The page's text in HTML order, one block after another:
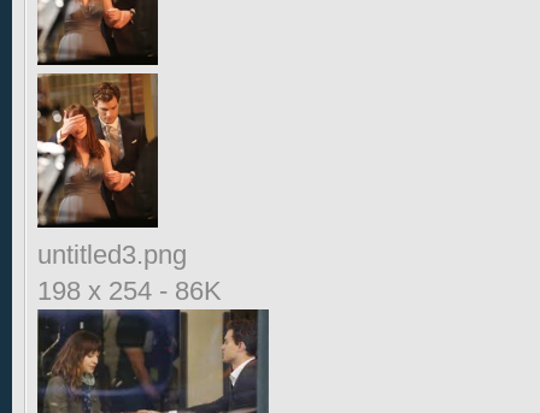
untitled3.png
198 x 254 - 86K